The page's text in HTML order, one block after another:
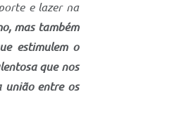
e lazer na
mas também
estimulem o
que nos
união entre os